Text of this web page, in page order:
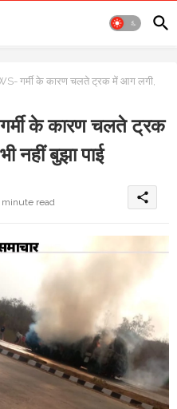
गर्मी के कारण चलते ट्रक में आग लगी,
के कारण चलते ट्रक
नहीं बुझा पाई
minute read share